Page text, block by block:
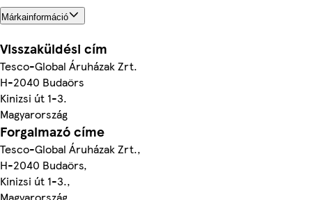
Márkainformáció
Visszaküldési cím
Tesco-Global Áruházak Zrt.
H-2040 Budaörs
Kinizsi út 1-3.
Magyarország
Forgalmazó címe
Tesco-Global Áruházak Zrt.,
H-2040 Budaörs,
Kinizsi út 1-3.,